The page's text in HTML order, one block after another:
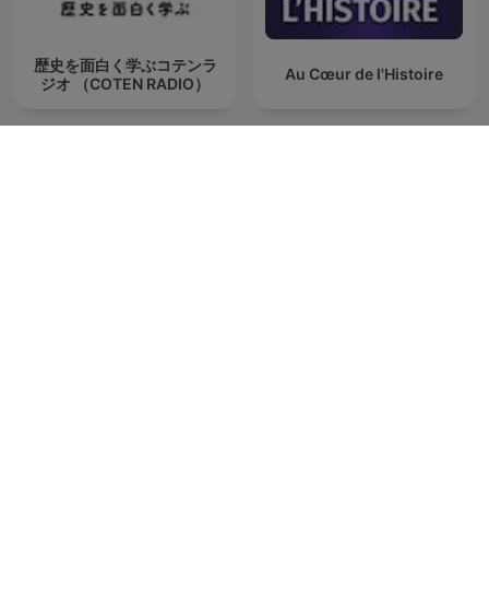
歴史を面白く学ぶコテンラ
ジオ （COTEN RADIO）
Au Cœur de l'Histoire